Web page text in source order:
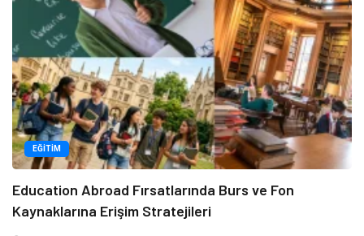
EĞITIM
Education Abroad Fırsatlarında Burs ve Fon
Kaynaklarına Erişim Stratejileri